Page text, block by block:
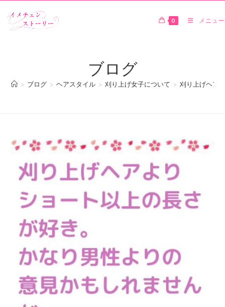
0 メニュー
ブログ
> ブログ > ヘアスタイル > 刈り上げ女子について > 刈り上げヘア